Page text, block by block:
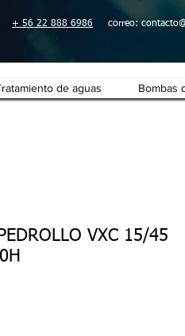
+ 56 22 888 6986 correo:
de aguas Bombas
VXC 15/45